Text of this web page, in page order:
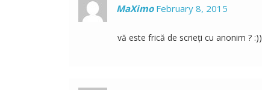
MaXimo February 8, 2015
vă este frică de scrieți cu anonim ? :))